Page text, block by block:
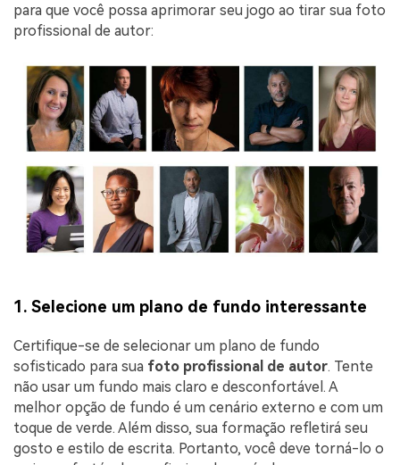
para que você possa aprimorar seu jogo ao tirar sua foto
profissional de autor:
1. Selecione um plano de fundo interessante
Certifique-se de selecionar um plano de fundo
sofisticado para sua foto profissional de autor. Tente
não usar um fundo mais claro e desconfortável. A
melhor opção de fundo é um cenário externo e com um
toque de verde. Além disso, sua formação refletirá seu
gosto e estilo de escrita. Portanto, você deve torná-lo o